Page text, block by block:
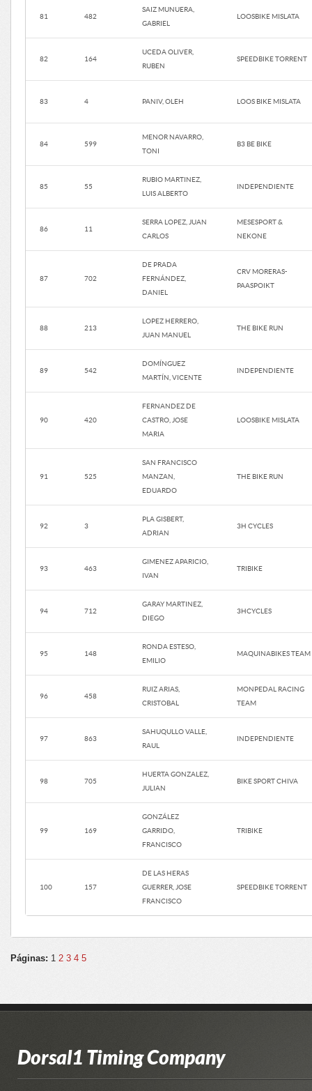
81 482
SAIZ MUNUERA,
GABRIEL
LOOSBIKE MISLATA
82 164
UCEDA OLIVER,
RUBEN
SPEEDBIKE TORRENT
83 4 PANIV, OLEH LOOS BIKE MISLATA
84 599
MENOR NAVARRO,
TONI
B3 BE BIKE
85 55
RUBIO MARTINEZ,
LUIS ALBERTO
INDEPENDIENTE
86 11
SERRA LOPEZ, JUAN
CARLOS
MESESPORT &
NEKONE
87 702
DE PRADA
FERNÁNDEZ,
DANIEL
CRV MORERAS-
PAASPOIKT
88 213
LOPEZ HERRERO,
JUAN MANUEL
THE BIKE RUN
89 542
DOMÍNGUEZ
MARTÍN, VICENTE
INDEPENDIENTE
90 420
FERNANDEZ DE
CASTRO, JOSE
MARIA
LOOSBIKE MISLATA
91 525
SAN FRANCISCO
MANZAN,
EDUARDO
THE BIKE RUN
92 3
PLA GISBERT,
ADRIAN
3H CYCLES
93 463
GIMENEZ APARICIO,
IVAN
TRIBIKE
94 712
GARAY MARTINEZ,
DIEGO
3HCYCLES
95 148
RONDA ESTESO,
EMILIO
MAQUINABIKES TEAM
96 458
RUIZ ARIAS,
CRISTOBAL
MONPEDAL RACING
TEAM
97 863
SAHUQULLO VALLE,
RAUL
INDEPENDIENTE
98 705
HUERTA GONZALEZ,
JULIAN
BIKE SPORT CHIVA
99 169
GONZÁLEZ
GARRIDO,
FRANCISCO
TRIBIKE
100 157
DE LAS HERAS
GUERRER, JOSE
FRANCISCO
SPEEDBIKE TORRENT
Páginas: 1 2 3 4 5
Dorsal1 Timing Company